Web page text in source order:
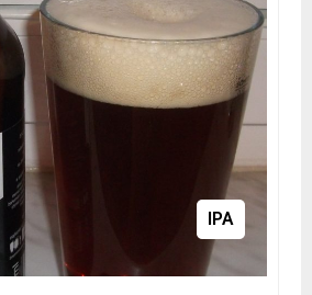
IPA